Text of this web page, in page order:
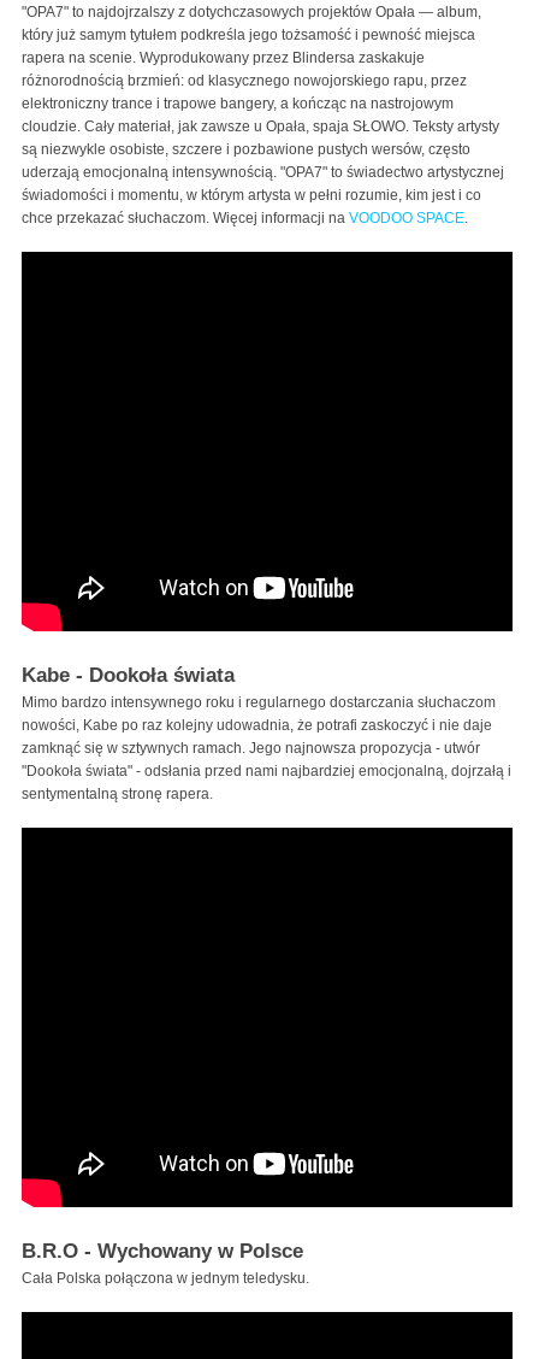
"OPA7" to najdojrzalszy z dotychczasowych projektów Opała — album,
który już samym tytułem podkreśla jego tożsamość i pewność miejsca
rapera na scenie. Wyprodukowany przez Blindersa zaskakuje
różnorodnością brzmień: od klasycznego nowojorskiego rapu, przez
elektroniczny trance i trapowe bangery, a kończąc na nastrojowym
cloudzie. Cały materiał, jak zawsze u Opała, spaja SŁOWO. Teksty artysty
są niezwykle osobiste, szczere i pozbawione pustych wersów, często
uderzają emocjonalną intensywnością. "OPA7" to świadectwo artystycznej
świadomości i momentu, w którym artysta w pełni rozumie, kim jest i co
chce przekazać słuchaczom. Więcej informacji na VOODOO SPACE.
Kabe - Dookoła świata
Mimo bardzo intensywnego roku i regularnego dostarczania słuchaczom
nowości, Kabe po raz kolejny udowadnia, że potrafi zaskoczyć i nie daje
zamknąć się w sztywnych ramach. Jego najnowsza propozycja - utwór
"Dookoła świata" - odsłania przed nami najbardziej emocjonalną, dojrzałą i
sentymentalną stronę rapera.
B.R.O - Wychowany w Polsce
Cała Polska połączona w jednym teledysku.